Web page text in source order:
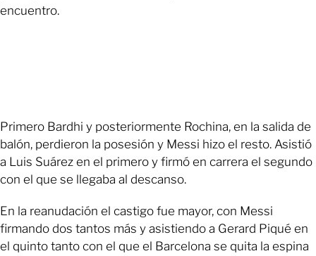
encuentro.
Primero Bardhi y posteriormente Rochina, en la salida de
balón, perdieron la posesión y Messi hizo el resto. Asistió
a Luis Suárez en el primero y firmó en carrera el segundo
con el que se llegaba al descanso.
En la reanudación el castigo fue mayor, con Messi
firmando dos tantos más y asistiendo a Gerard Piqué en
el quinto tanto con el que el Barcelona se quita la espina